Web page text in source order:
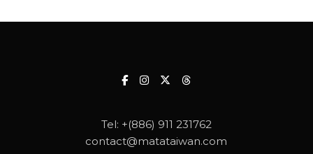
Tel: +(886) 911 231762
contact@matataiwan.com